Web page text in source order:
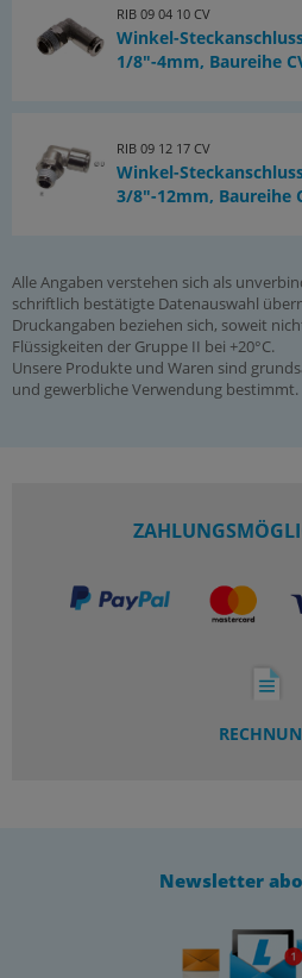
RIB 09 04 10 CV
Winkel-
1/8"-4mm, Baureihe
RIB 09 12 17 CV
Winkel-
3/8"-12mm, Baureihe
Alle Angaben verstehen sich als
schriftlich bestätigte Datenauswahl
Druckangaben beziehen sich, soweit
Flüssigkeiten der Gruppe II bei +20°C.
Unsere Produkte und Waren sind
und gewerbliche Verwendung bestimmt.
Newsletter